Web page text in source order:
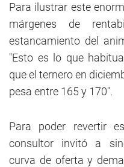
Para ilustrar este
márgenes de
estancamiento del
"Esto es lo que
que el ternero en
pesa entre 165 y 170".
Para poder revertir
consultor invitó a
curva de oferta y